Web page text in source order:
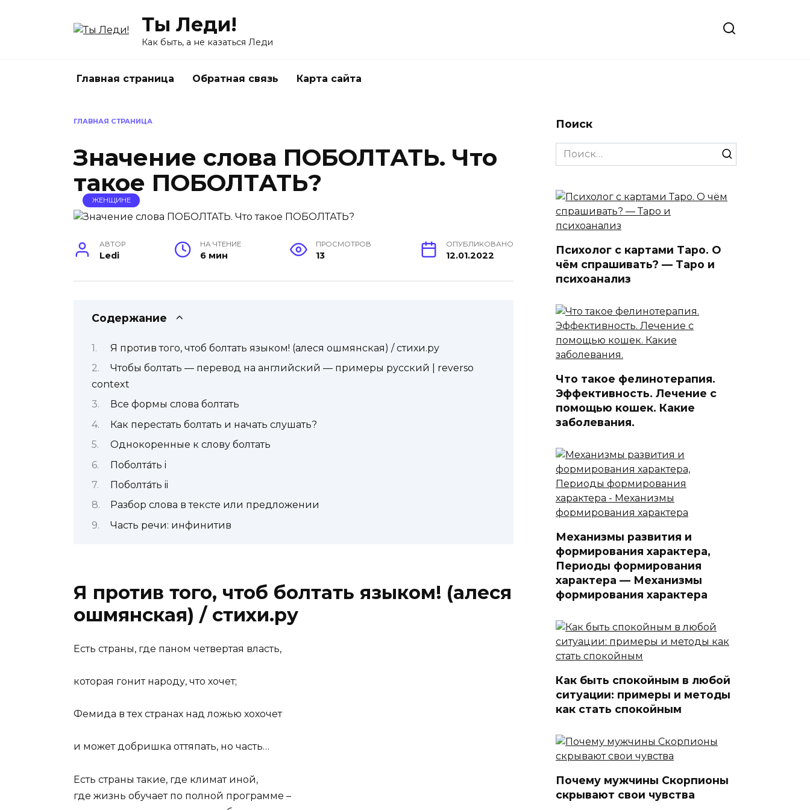
Ты Леди!
Как быть, а не казаться Леди
Главная страница Обратная связь Карта сайта
ГЛАВНАЯ СТРАНИЦА
Значение слова ПОБОЛТАТЬ. Что
такое ПОБОЛТАТЬ?
ЖЕНЩИНЕ
АВТОР
Ledi
НА ЧТЕНИЕ
6 мин
ПРОСМОТРОВ
13
ОПУБЛИКОВАНО
12.01.2022
Содержание
Я против того, чтоб болтать языком! (алеся ошмянская) / стихи.ру
Чтобы болтать — перевод на английский — примеры русский | reverso
context
Все формы слова болтать
Как перестать болтать и начать слушать?
Однокоренные к слову болтать
Поболта́ть i
Поболта́ть ii
Разбор слова в тексте или предложении
Часть речи: инфинитив
Я против того, чтоб болтать языком! (алеся
ошмянская) / стихи.ру
Есть страны, где паном четвертая власть,
которая гонит народу, что хочет;
Фемида в тех странах над ложью хохочет
и может добришка оттяпать, но часть…
Есть страны такие, где климат иной,
где жизнь обучает по полной программе –
Поиск
Search
for:
Психолог с картами Таро. О
чём спрашивать? — Таро и
психоанализ
Что такое фелинотерапия.
Эффективность. Лечение с
помощью кошек. Какие
заболевания.
Механизмы развития и
формирования характера,
Периоды формирования
характера — Механизмы
формирования характера
Как быть спокойным в любой
ситуации: примеры и методы
как стать спокойным
Почему мужчины Скорпионы
скрывают свои чувства